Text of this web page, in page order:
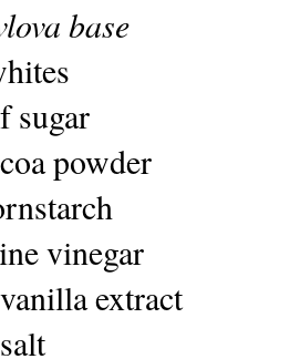
base
sugar
powder
vinegar
extract